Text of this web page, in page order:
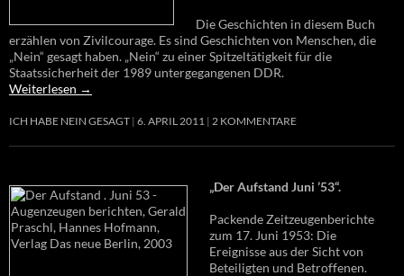
Die Geschichten in diesem Buch
erzählen von Zivilcourage. Es sind Geschichten von Menschen, die
„Nein“ gesagt haben. „Nein“ zu einer Spitzeltätigkeit für die
Staatssicherheit der 1989 untergegangenen DDR.
Weiterlesen →
ICH HABE NEIN GESAGT 6. APRIL 2011 2 KOMMENTARE
„Der Aufstand Juni ’53“.
Packende Zeitzeugenberichte
zum 17. Juni 1953: Die
Ereignisse aus der Sicht von
Beteiligten und Betroffenen.